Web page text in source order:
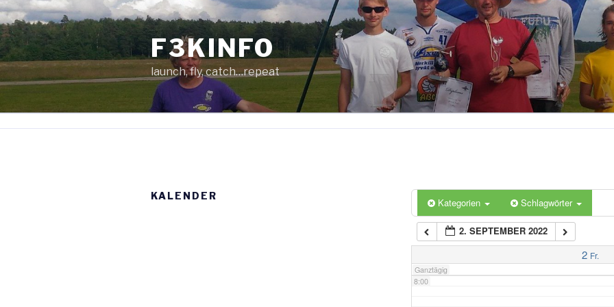
Zum
Inhalt
springen
F3KINFO
launch, fly, catch…repeat
KALENDER
Kategorien Schlagwörter
2. SEPTEMBER 2022
2 Fr.
Ganztägig
2:00
3:00
4:00
6:00
7:00
8:00